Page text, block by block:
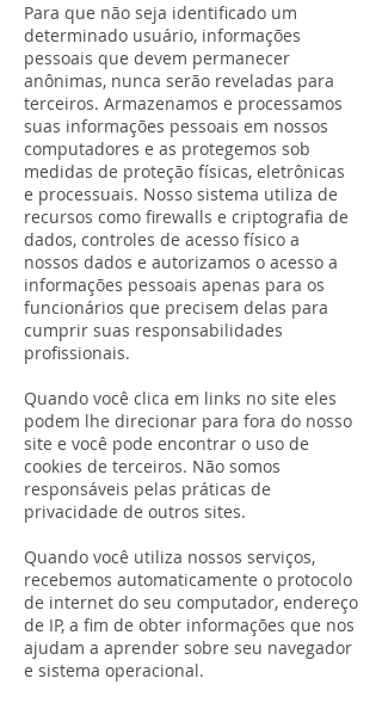
Para que não seja identificado um
determinado usuário, informações
pessoais que devem permanecer
anônimas, nunca serão reveladas para
terceiros. Armazenamos e processamos
suas informações pessoais em nossos
computadores e as protegemos sob
medidas de proteção físicas, eletrônicas
e processuais. Nosso sistema utiliza de
recursos como firewalls e criptografia de
dados, controles de acesso físico a
nossos dados e autorizamos o acesso a
informações pessoais apenas para os
funcionários que precisem delas para
cumprir suas responsabilidades
profissionais.
Quando você clica em links no site eles
podem lhe direcionar para fora do nosso
site e você pode encontrar o uso de
cookies de terceiros. Não somos
responsáveis pelas práticas de
privacidade de outros sites.
Quando você utiliza nossos serviços,
recebemos automaticamente o protocolo
de internet do seu computador, endereço
de IP, a fim de obter informações que nos
ajudam a aprender sobre seu navegador
e sistema operacional.